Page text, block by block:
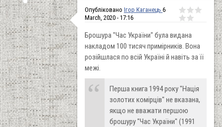
Опубліковано Ігор Каганець 6
March, 2020 - 17:16
Брошура "Час України" була видана
накладом 100 тисяч примірників. Вона
розійшлася по всій Україні й навіть за її
межі.
Перша книга 1994 року "Нація
золотих комірців" не вказана,
якщо не вважати першою
брошуру "Час України" (1991